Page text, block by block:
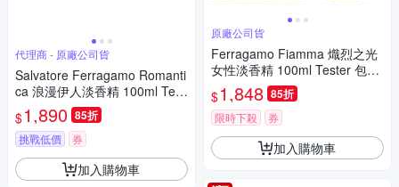
代理商 - 原廠公司貨
Salvatore Ferragamo Romanti
ca 浪漫伊人淡香精 100ml Test
er 包裝 (原廠公司貨)
$1,890 85折
挑戰低價 券
加入購物車
原廠公司貨
Ferragamo Fiamma 熾烈之光
女性淡香精 100ml Tester 包裝
(原廠公司貨)
$1,848 85折
限時下殺 券
加入購物車